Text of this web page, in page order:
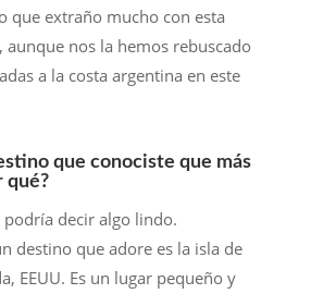
que extraño mucho con esta
aunque nos la hemos rebuscado
a la costa argentina en este
que conociste que más
qué?
decir algo lindo.
destino que adore es la isla de
EEUU. Es un lugar pequeño y